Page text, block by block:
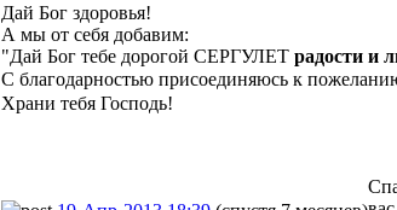
Дай Бог здоровья!
А мы от себя добавим:
"Дай Бог тебе дорогой СЕРГУЛЕТ радости и
С благодарностью присоединяюсь к
Храни тебя Господь!